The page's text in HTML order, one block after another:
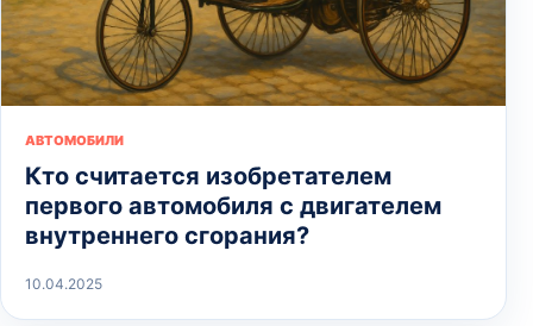
АВТОМОБИЛИ
Кто считается изобретателем
первого автомобиля с двигателем
внутреннего сгорания?
10.04.2025